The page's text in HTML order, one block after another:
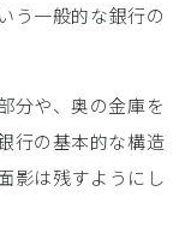
う一般的な銀行の
分や、奥の金庫を
行の基本的な構造
影は残すようにし